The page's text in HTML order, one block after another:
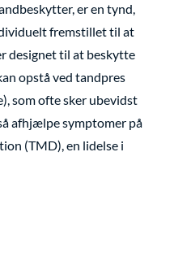
er en tynd,
fremstillet til at
designet til at beskytte
opstå ved tandpres
som ofte sker ubevidst
afhjælpe symptomer på
(TMD), en lidelse i